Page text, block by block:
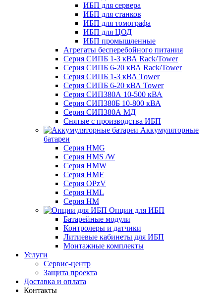
ИБП для сервера
ИБП для станков
ИБП для томографа
ИБП для ЦОД
ИБП промышленные
Агрегаты бесперебойного питания
Серия СИПБ 1-3 кВА Rack/Tower
Серия СИПБ 6-20 кВА Rack/Tower
Серия СИПБ 1-3 кВА Tower
Серия СИПБ 6-20 кВА Tower
Серия СИП380А 10-500 кВА
Серия СИП380Б 10-800 кВА
Серия СИП380А МД
Снятые с производства ИБП
Аккумуляторные
батареи
Серия HMG
Серия HMS /W
Серия HMW
Серия HMF
Серия OPzV
Серия HML
Серия HM
Опции для ИБП
Батарейные модули
Контролеры и датчики
Литиевые кабинеты для ИБП
Монтажные комплекты
Услуги
Сервис-центр
Защита проекта
Доставка и оплата
Контакты